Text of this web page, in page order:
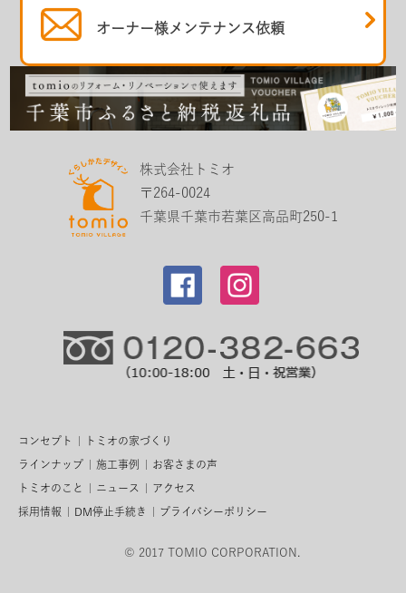
オーナー様メンテナンス依頼
株式会社トミオ
〒264-0024
千葉県千葉市若葉区高品町250-1
コンセプト トミオの家づくり
ラインナップ 施工事例 お客さまの声
トミオのこと ニュース アクセス
採用情報 DM停止手続き プライバシーポリシー
© 2017 TOMIO CORPORATION.